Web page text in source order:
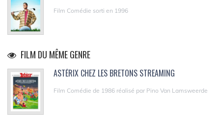
Film Comédie sorti en 1996
FILM DU MÊME GENRE
ASTÉRIX CHEZ LES BRETONS STREAMING
Film Comédie de 1986 réalisé par Pino Van Lamsweerde